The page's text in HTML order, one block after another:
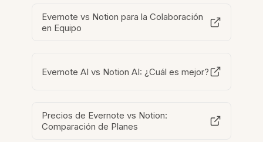
Evernote vs Notion para la Colaboración
en Equipo
Evernote AI vs Notion AI: ¿Cuál es mejor?
Precios de Evernote vs Notion:
Comparación de Planes